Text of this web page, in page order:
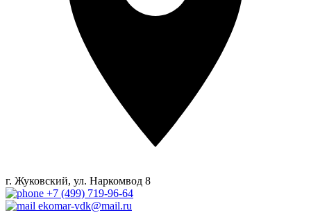
г. Жуковский, ул. Наркомвод 8
+7 (499) 719-96-64
ekomar-vdk@mail.ru